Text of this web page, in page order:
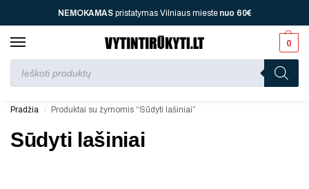
NEMOKAMASpristatymas Vilniaus miestenuo 60€
0
Perkant nuo70 € jūsų laukia viena dovana, nuo dvi, nuo
150 €
Pradžia / Produktai su žymomis “Sūdyti lašiniai”
Sūdyti lašiniai